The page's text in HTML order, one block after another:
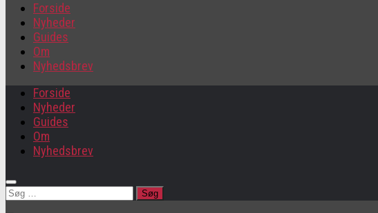
Forside
Nyheder
Guides
Om
Nyhedsbrev
Forside
Nyheder
Guides
Om
Nyhedsbrev
Søg